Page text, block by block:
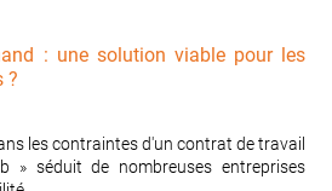
: une solution viable pour les
?
les contraintes d'un contrat de travail
» séduit de nombreuses entreprises